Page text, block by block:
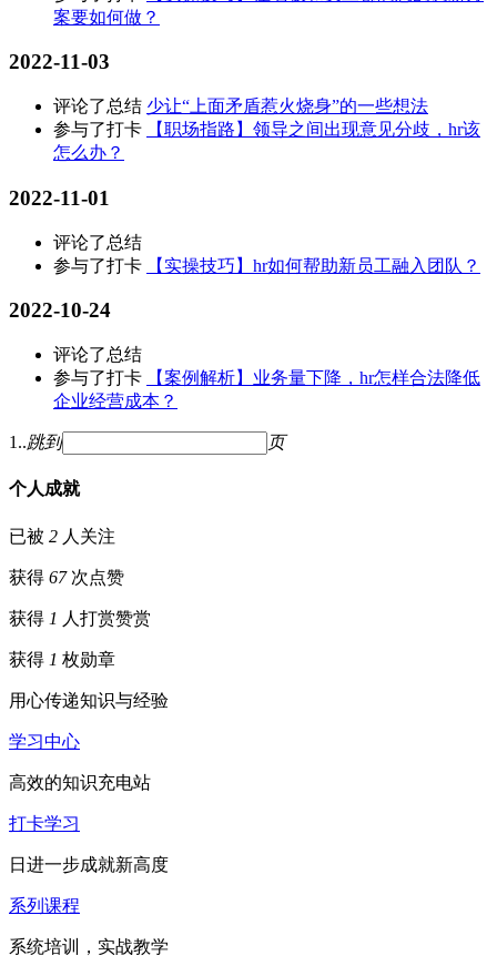
案要如何做？
2022-11-03
评论了总结 少让“上面矛盾惹火烧身”的一些想法
参与了打卡
【职场指路】领导之间出现意见分歧，hr该
怎么办？
2022-11-01
评论了总结
参与了打卡
【实操技巧】hr如何帮助新员工融入团队？
2022-10-24
评论了总结
参与了打卡
【案例解析】业务量下降，hr怎样合法降低
企业经营成本？
1 ..跳到 页
个人成就
已被 2 人关注
获得 67次点赞
获得 1 人打赏赞赏
获得 1 枚勋章
用心传递知识与经验
学习中心
高效的知识充电站
打卡学习
日进一步成就新高度
系列课程
系统培训，实战教学